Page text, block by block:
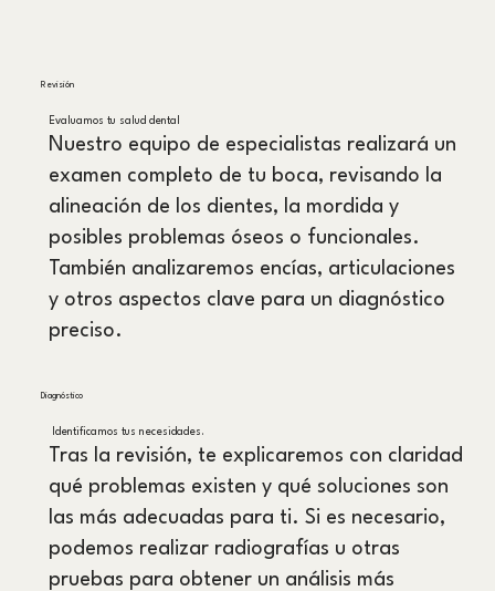
Evaluamos tu salud dental
Nuestro equipo de especialistas realizará un
examen completo de tu boca, revisando la
alineación de los dientes, la mordida y
posibles problemas óseos o funcionales.
También analizaremos encías, articulaciones
y otros aspectos clave para un diagnóstico
preciso.
Revisión
Identificamos tus necesidades.
Tras la revisión, te explicaremos con claridad
qué problemas existen y qué soluciones son
las más adecuadas para ti. Si es necesario,
podemos realizar radiografías u otras
pruebas para obtener un análisis más
Diagnóstico